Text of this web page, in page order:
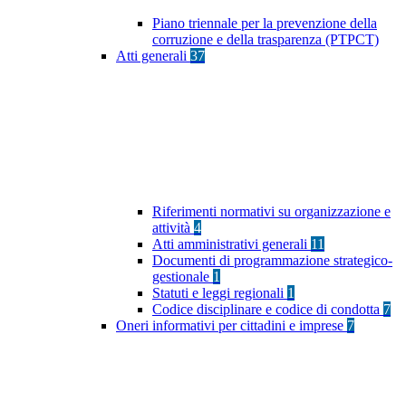
Piano triennale per la prevenzione della
corruzione e della trasparenza (PTPCT)
Atti generali 37
Riferimenti normativi su organizzazione e
attività 4
Atti amministrativi generali 11
Documenti di programmazione strategico-
gestionale 1
Statuti e leggi regionali 1
Codice disciplinare e codice di condotta 7
Oneri informativi per cittadini e imprese 7